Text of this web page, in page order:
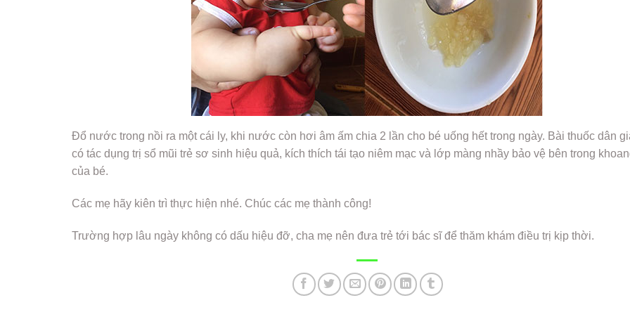
Đổ nước trong nồi ra một cái ly, khi nước còn hơi âm ấm chia 2 lần cho bé uống hết trong ngày. Bài thuốc dân
có tác dụng trị sổ mũi trẻ sơ sinh hiệu quả, kích thích tái tạo niêm mạc và lớp màng nhầy bảo vệ bên trong
của bé.
Các mẹ hãy kiên trì thực hiện nhé. Chúc các mẹ thành công!
Trường hợp lâu ngày không có dấu hiệu đỡ, cha mẹ nên đưa trẻ tới bác sĩ để thăm khám điều trị kịp thời.